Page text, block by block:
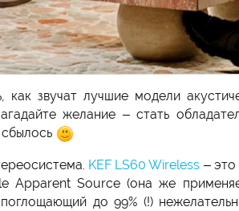
звучат лучшие модели
желание – стать
KEF LS60 Wireless –
Apparent Source (она же
до 99% (!)